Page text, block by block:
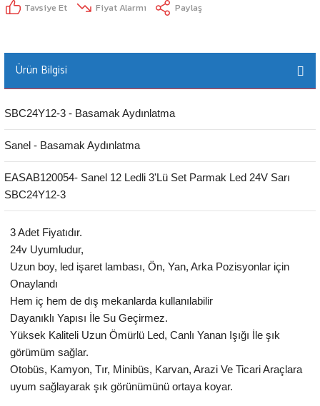
Tavsiye Et Fiyat Alarmı Paylaş
Ürün Bilgisi
SBC24Y12-3 - Basamak Aydınlatma
Sanel - Basamak Aydınlatma
EASAB120054- Sanel 12 Ledli 3'Lü Set Parmak Led 24V Sarı
SBC24Y12-3
3 Adet Fiyatıdır.
24v Uyumludur,
Uzun boy, led işaret lambası, Ön, Yan, Arka Pozisyonlar için
Onaylandı
Hem iç hem de dış mekanlarda kullanılabilir
Dayanıklı Yapısı İle Su Geçirmez.
Yüksek Kaliteli Uzun Ömürlü Led, Canlı Yanan Işığı İle şık
görümüm sağlar.
Otobüs, Kamyon, Tır, Minibüs, Karvan, Arazi Ve Ticari Araçlara
uyum sağlayarak şık görünümünü ortaya koyar.